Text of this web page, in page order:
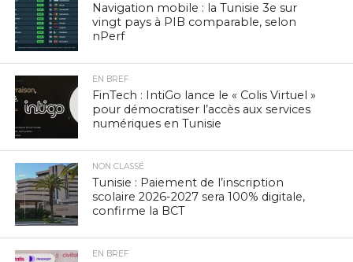
Navigation mobile : la Tunisie 3e sur
vingt pays à PIB comparable, selon
nPerf
EN BREF
FinTech : IntiGo lance le « Colis Virtuel »
pour démocratiser l’accès aux services
numériques en Tunisie
NON CLASSÉ
Tunisie : Paiement de l’inscription
scolaire 2026-2027 sera 100% digitale,
confirme la BCT
EN BREF